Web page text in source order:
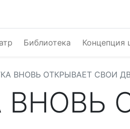
Библиотека Концепция
ВНОВЬ ОТКРЫВАЕТ СВОИ
ВНОВЬ